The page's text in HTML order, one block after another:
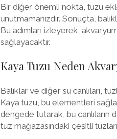
Bir diğer önemli nokta, tuzu
unutmamanızdır. Sonuçta,
Bu adımları izleyerek,
sağlayacaktır.
Kaya Tuzu Neden
Balıklar ve diğer su canlıları,
Kaya tuzu, bu elementleri
dengede tutarak, bu canlıların
tuz mağazasındaki çeşitli